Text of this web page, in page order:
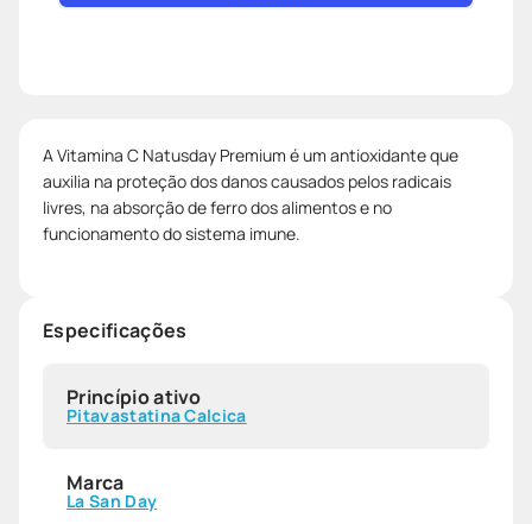
A Vitamina C Natusday Premium é um antioxidante que
auxilia na proteção dos danos causados pelos radicais
livres, na absorção de ferro dos alimentos e no
funcionamento do sistema imune.
Especificações
Princípio ativo
Pitavastatina Calcica
Marca
La San Day